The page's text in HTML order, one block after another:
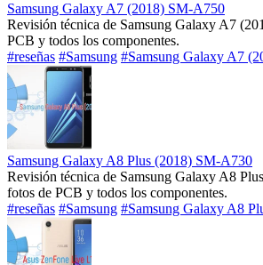
Samsung Galaxy A7 (2018) SM-A750
Revisión técnica de Samsung Galaxy A7
PCB y todos los componentes.
#reseñas #Samsung #Samsung Galaxy A7
Samsung Galaxy A8 Plus (2018) SM-A730
Revisión técnica de Samsung Galaxy A8
fotos de PCB y todos los componentes.
#reseñas #Samsung #Samsung Galaxy A8